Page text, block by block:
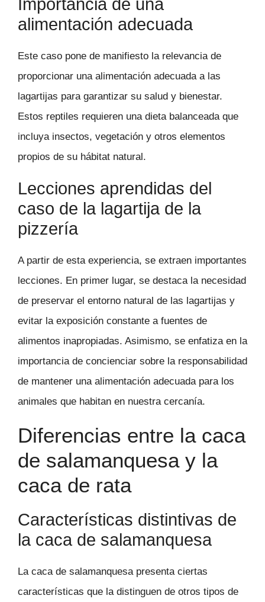
Importancia de una
alimentación adecuada
Este caso pone de manifiesto la relevancia de
proporcionar una alimentación adecuada a las
lagartijas para garantizar su salud y bienestar.
Estos reptiles requieren una dieta balanceada que
incluya insectos, vegetación y otros elementos
propios de su hábitat natural.
Lecciones aprendidas del
caso de la lagartija de la
pizzería
A partir de esta experiencia, se extraen importantes
lecciones. En primer lugar, se destaca la necesidad
de preservar el entorno natural de las lagartijas y
evitar la exposición constante a fuentes de
alimentos inapropiadas. Asimismo, se enfatiza en la
importancia de concienciar sobre la responsabilidad
de mantener una alimentación adecuada para los
animales que habitan en nuestra cercanía.
Diferencias entre la caca
de salamanquesa y la
caca de rata
Características distintivas de
la caca de salamanquesa
La caca de salamanquesa presenta ciertas
características que la distinguen de otros tipos de